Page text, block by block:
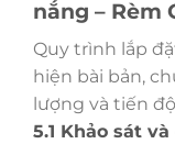
nắng – Rèm
Quy trình lắp
hiện bài bản,
lượng và tiến
5.1 Khảo sát